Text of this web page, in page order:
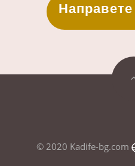
© 2020 Kadife-bg.com